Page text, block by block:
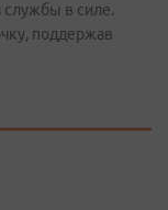
в силе.
поддержав